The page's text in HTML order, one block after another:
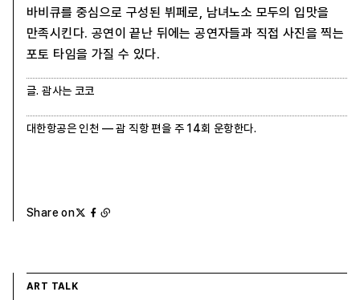
바비큐를 중심으로 구성된 뷔페로, 남녀노소 모두의 입맛을
만족시킨다. 공연이 끝난 뒤에는 공연자들과 직접 사진을 찍는
포토 타임을 가질 수 있다.
글. 괌사는 코코
대한항공은 인천 — 괌 직항 편을 주 14회 운항한다.
Share on
ART TALK